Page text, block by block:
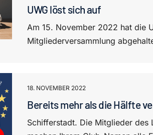
UWG löst sich auf
Am 15. November 2022 hat die
Mitgliederversammlung
18. NOVEMBER 2022
Bereits mehr als die Hälfte
Schifferstadt. Die Mitglieder